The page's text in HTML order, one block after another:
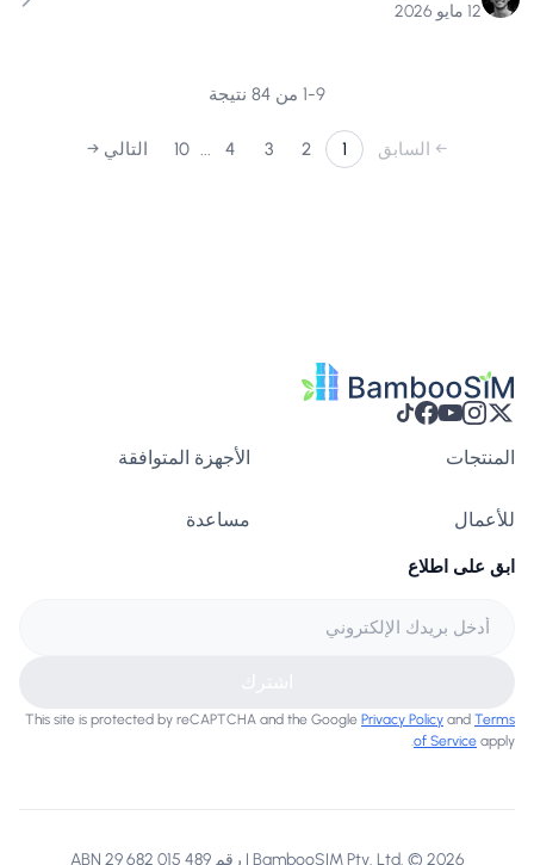
12 مايو 2026
1-9 من 84 نتيجة
← السابق 1
2
3
4
...
10 التالي →
المنتجات الأجهزة المتوافقة
للأعمال مساعدة
ابق على اطلاع
This site is protected by reCAPTCHA and the Google Privacy Policy and Terms
of Service apply.
BambooSIM Pty. Ltd. © 2026 | رقم ABN 29 682 015 489